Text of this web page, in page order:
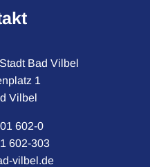
Bad Vilbel
1
Vilbel
602-0
602-303
vilbel.de